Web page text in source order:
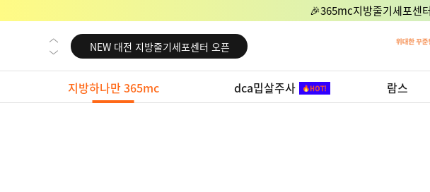
🎉365mc지방줄기세포센
NEW 교대 지방줄기세포센터 오픈
NEW 대전 지방줄기세포센터 오픈
NEW 노원 지방줄기세포센터 오픈
NEW 미국 LA점 오픈
지방하나만 365mc dca밉살주사 람스